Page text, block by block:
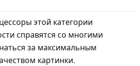
этой категории
справятся со многими
за максимальным
картинки.